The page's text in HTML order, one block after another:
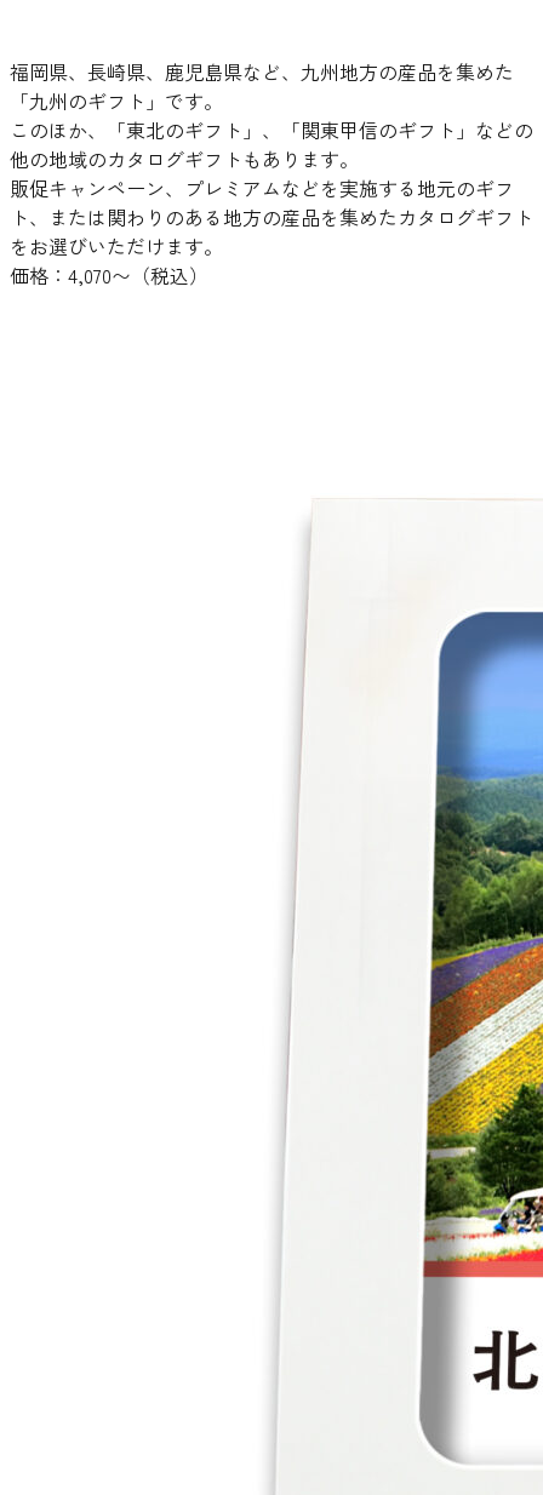
福岡県、長崎県、鹿児島県など、九州地方の産品を集めた
「九州のギフト」です。
このほか、「東北のギフト」、「関東甲信のギフト」などの
他の地域のカタログギフトもあります。
販促キャンペーン、プレミアムなどを実施する地元のギフ
ト、または関わりのある地方の産品を集めたカタログギフト
をお選びいただけます。
価格：4,070〜（税込）